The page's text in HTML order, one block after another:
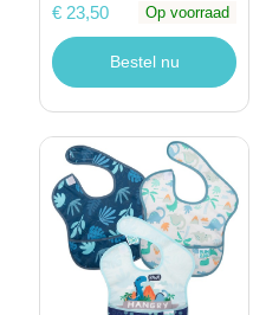
€ 23,50
Op voorraad
Bestel nu